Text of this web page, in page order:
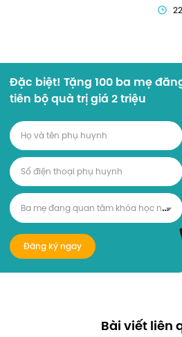
Đặc biệt! Tặng 100 ba mẹ
tiên bộ quà trị giá 2 triệu
B
a mẹ đang quan tâm khóa học nào?
Đăng ký ngay
Bài viết liên